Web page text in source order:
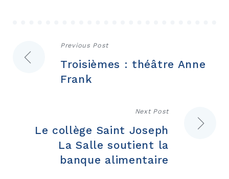
NavigationPrevious Post
Troisièmes : théâtre Anne
Frank
Next Post
Le collège Saint Joseph
La Salle soutient la
banque alimentaire